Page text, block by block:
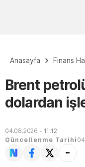
Anasayfa Finans
Brent
dolardan
04.08.2026 - 11:12
Güncellenme Tarihi